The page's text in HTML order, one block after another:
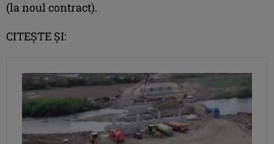
(la noul contract).
CITEȘTE ȘI: